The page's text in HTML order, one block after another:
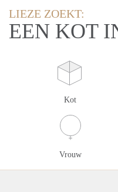
LIEZE ZOEKT:
EEN KOT
Kot
Vrouw